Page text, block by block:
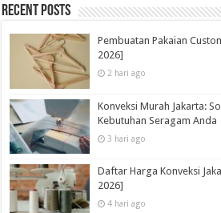
Recent Posts
Pembuatan Pakaian
2026]
2 hari ago
Konveksi Murah Jakarta:
Kebutuhan Seragam Anda
3 hari ago
Daftar Harga Konveksi
2026]
4 hari ago